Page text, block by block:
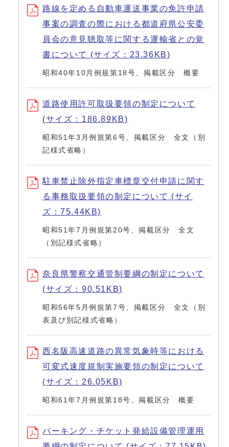
路線を定める自動車運送事業の免許申請
事案の調査の際における都道府県公安委
員会の意見聴取等に関する運輸省との覚
書について (サイズ：23.36KB)
昭和40年10月例規第18号、掲載区分 概要
道路使用許可取扱要領の制定について
(サイズ：186.89KB)
昭和51年3月例規第6号、掲載区分 全文（別
記様式省略）
駐車禁止除外指定車標章交付申請に関す
る事務取扱要領の制定について (サイ
ズ：75.44KB)
昭和51年7月例規第20号、掲載区分 全文
（別記様式省略）
奈良県警察交通管制要綱の制定について
(サイズ：90.51KB)
昭和56年5月例規第7号、掲載区分 全文（別
表及び別記様式省略）
西名阪高速道路の異常気象時等における
可変式速度規制実施要領の制定について
(サイズ：26.05KB)
昭和61年7月例規第18号、掲載区分 概要
パーキング・チケット発給設備管理運用